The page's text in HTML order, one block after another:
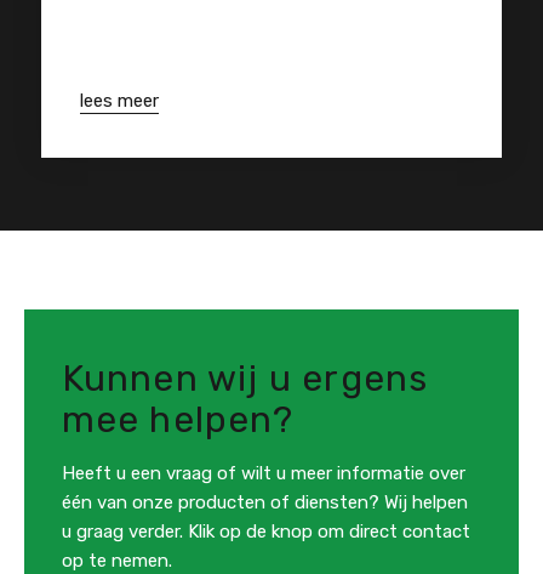
lees meer
Kunnen wij u ergens
mee helpen?
Heeft u een vraag of wilt u meer informatie over
één van onze producten of diensten? Wij helpen
u graag verder. Klik op de knop om direct contact
op te nemen.